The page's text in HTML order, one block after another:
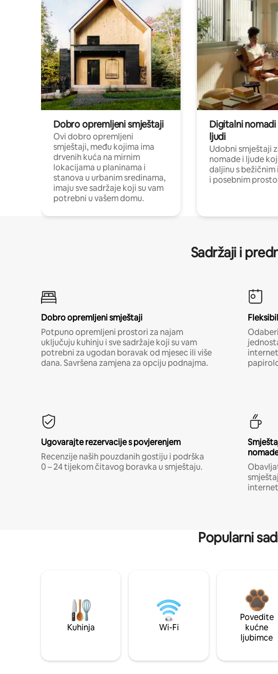
Dobro opremljeni smještaji
Ovi dobro opremljeni
smještaji, među kojima ima
drvenih kuća na mirnim
lokacijama u planinama i
stanova u urbanim sredinama,
imaju sve sadržaje koji su vam
potrebni u vašem domu.
Digitalni
ljudi
Udobni smještaji
nomade i ljude
daljinu s
i posebnim
Sadržaji i
Dobro opremljeni smještaji
Potpuno opremljeni prostori za najam
uključuju kuhinju i sve sadržaje koji su vam
potrebni za ugodan boravak od mjesec ili više
dana. Savršena zamjena za opciju podnajma.
Ugovarajte rezervacije s povjerenjem
Recenzije naših pouzdanih gostiju i podrška
0 – 24 tijekom čitavog boravka u smještaju.
Popularni
Kuhinja Wi-Fi
Povedite
kućne
ljubimce